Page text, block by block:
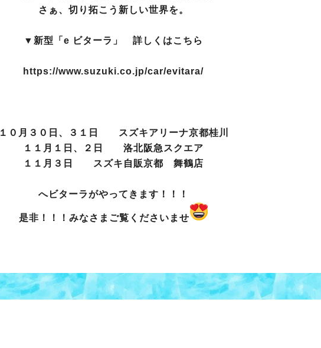
さぁ、切り拓こう新しい世界を。
▼新型「e ビターラ」 詳しくはこちら
https://www.suzuki.co.jp/car/evitara/
１０月３０日、３１日 スズキアリーナ京都桂川
１１月１日、２日 洛北阪急スクエア
１１月３日 スズキ自販京都 舞鶴店
へビターラがやってきます！！！
是非！！！みなさまご覧くださいませ